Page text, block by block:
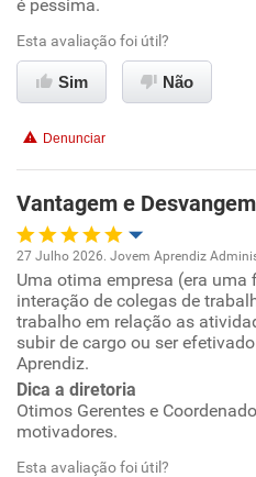
Recomenda esta empresa
Não recomenda a diretoria
é pessima.
Esta avaliação foi útil?
Sim Não
Denunciar
Vantagem e Desvangem
Oportunidade de promoção
Ambiente de trabalho
Conciliação com a vida familiar
27 Julho 2026. Jovem Aprendiz
Uma otima empresa (era
interação de colegas de
trabalho em relação as
subir de cargo ou ser
Aprendiz.
Dica a diretoria
Otimos Gerentes e
motivadores.
Esta avaliação foi útil?